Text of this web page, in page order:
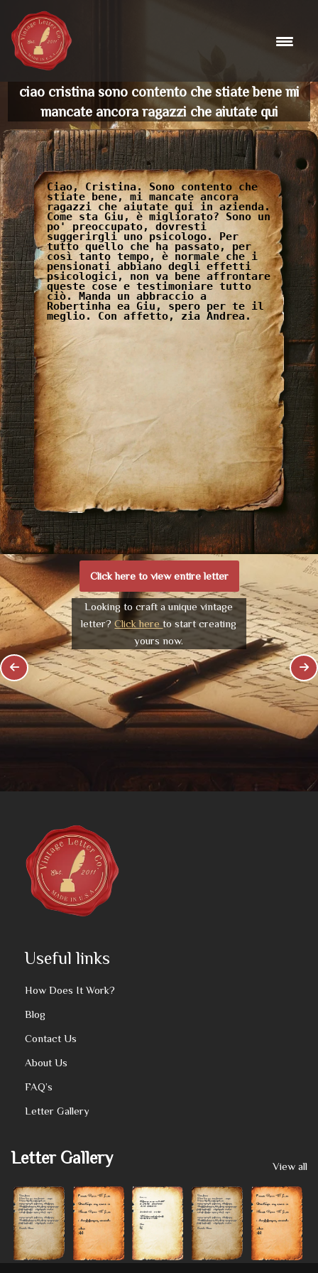
Skip
to
content
ciao cristina sono contento che stiate bene mi
mancate ancora ragazzi che aiutate qui
Ciao, Cristina. Sono contento che
stiate bene, mi mancate ancora
ragazzi che aiutate qui in azienda.
Come sta Giu, è migliorato? Sono un
po' preoccupato, dovresti
suggerirgli uno psicologo. Per
tutto quello che ha passato, per
così tanto tempo, è normale che i
pensionati abbiano degli effetti
psicologici, non va bene affrontare
queste cose e testimoniare tutto
ciò. Manda un abbraccio a
Robertinha ea Giu, spero per te il
meglio. Con affetto, zia Andrea.
Click here to view entire letter
Looking to craft a unique vintage
letter?Click hereto start creating
yours now.
Useful links
How Does It Work?
Blog
Contact Us
About Us
FAQ’s
Letter Gallery
Letter Gallery View all